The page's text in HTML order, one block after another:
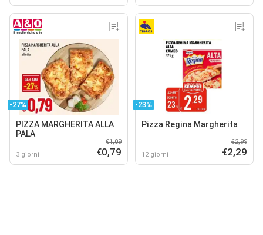
-27%
PIZZA MARGHERITA ALLA
PALA
3 giorni
€1,09
€0,79
-23%
Pizza Regina Margherita
12 giorni
€2,99
€2,29